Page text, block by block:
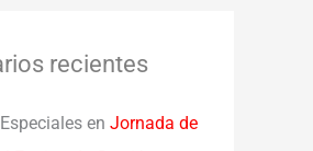
recientes
en Jornada de